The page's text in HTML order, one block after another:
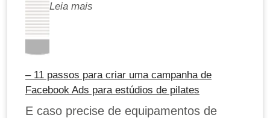
Leia mais
– 11 passos para criar uma campanha de
Facebook Ads para estúdios de pilates
E caso precise de equipamentos de